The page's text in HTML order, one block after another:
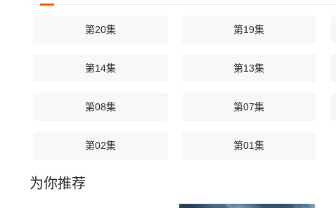
第20集 第19集
第14集 第13集
第08集 第07集
第02集 第01集
为你推荐